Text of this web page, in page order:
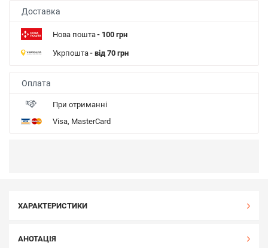
Доставка
Нова пошта- 100 грн
Укрпошта- від 70 грн
Оплата
При отриманні
Visa, MasterCard
ХАРАКТЕРИСТИКИ
АНОТАЦІЯ